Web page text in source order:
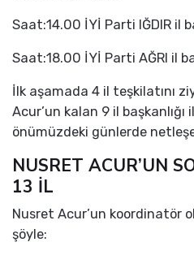
Saat:14.00 İYİ Parti IĞDIR il
Saat:18.00 İYİ Parti AĞRI il
İlk aşamada 4 il teşkilatını
Acur’un kalan 9 il başkanlığı
önümüzdeki günlerde
NUSRET ACUR’UN
13 İL
Nusret Acur’un koordinatör
şöyle: